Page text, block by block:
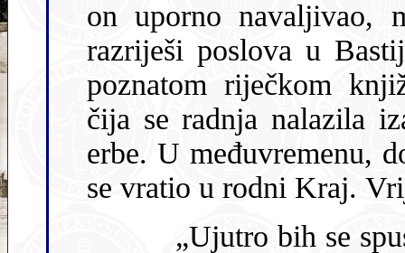
on uporno navaljivao, majka
razriješi poslova u
poznatom riječkom
čija se radnja nalazila iza Gradskoga tornja, na Piazza delle
erbe. U međuvremenu, dok je čekao da ga